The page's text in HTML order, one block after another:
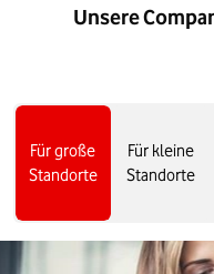
Unsere
Für große
Standorte
Für kleine
Standorte